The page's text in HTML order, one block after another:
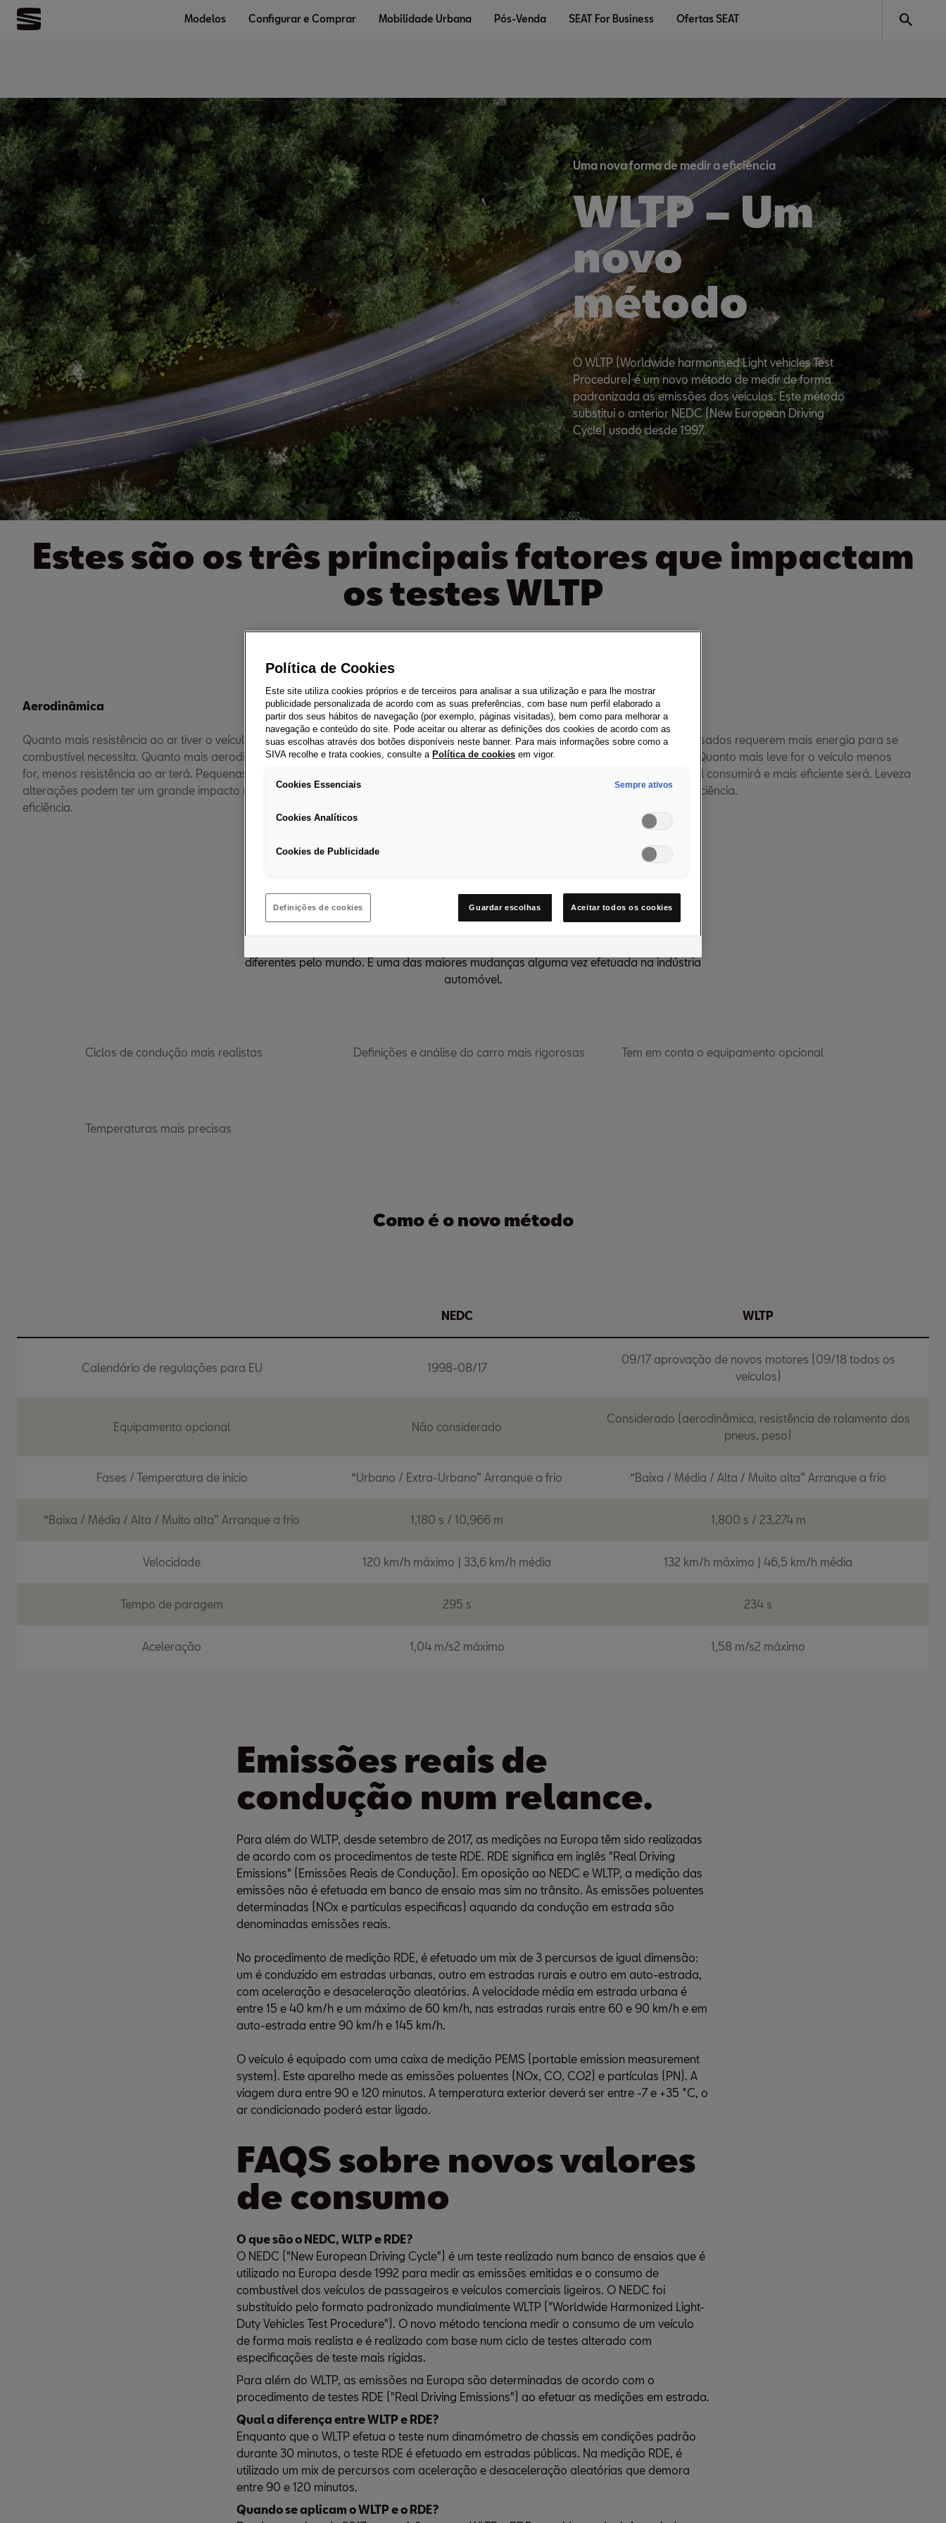
Modelos Configurar e Comprar Mobilidade Urbana Pós-Venda SEAT For Business Ofertas SEAT
Uma nova forma de medir a eficiência
WLTP – Um
novo
método
O WLTP (Worldwide harmonised Light vehicles Test
Procedure) é um novo método de medir de forma
padronizada as emissões dos veículos. Este método
substitui o anterior NEDC (New European Driving
Cycle) usado desde 1997.
Estes são os três principais fatores que impactam
os testes WLTP
Aerodinâmica
Quanto mais resistência ao ar tiver o veículo, mais
combustível necessita. Quanto mais aerodinâmico
for, menos resistência ao ar terá. Pequenas
alterações podem ter um grande impacto na
eficiência.
Resistência no rolamento dos pneus
Quando conduz, a resistência de rolamento reduz a
sua eficiência através da deformação dos pneus.
possível.
Peso
Objetos pesados requerem mais energia para se
moverem. Quanto mais leve for o veículo menos
combustível consumirá e mais eficiente será. Leveza
significa eficiência.
O que precisa de saber
diferentes pelo mundo. É uma das maiores mudanças alguma vez efetuada na indústria
automóvel.
Ciclos de condução mais realistas Definições e análise do carro mais rigorosas Tem em conta o equipamento opcional
Temperaturas mais precisas
Como é o novo método
NEDC WLTP
Calendário de regulações para EU 1998-08/17
09/17 aprovação de novos motores (09/18 todos os
veículos)
Equipamento opcional Não considerado
Considerado (aerodinâmica, resistência de rolamento dos
pneus, peso)
Fases / Temperatura de início “Urbano / Extra-Urbano” Arranque a frio “Baixa / Média / Alta / Muito alta” Arranque a frio
“Baixa / Média / Alta / Muito alta” Arranque a frio 1,180 s / 10,966 m 1,800 s / 23,274 m
Velocidade 120 km/h máximo | 33,6 km/h média 132 km/h máximo | 46,5 km/h média
Tempo de paragem 295 s 234 s
Aceleração 1,04 m/s2 máximo 1,58 m/s2 máximo
Emissões reais de
condução num relance.
Para além do WLTP, desde setembro de 2017, as medições na Europa têm sido realizadas
de acordo com os procedimentos de teste RDE. RDE significa em inglês "Real Driving
Emissions" (Emissões Reais de Condução). Em oposição ao NEDC e WLTP, a medição das
emissões não é efetuada em banco de ensaio mas sim no trânsito. As emissões poluentes
determinadas (NOx e partículas especificas) aquando da condução em estrada são
denominadas emissões reais.
No procedimento de medição RDE, é efetuado um mix de 3 percursos de igual dimensão:
um é conduzido em estradas urbanas, outro em estradas rurais e outro em auto-estrada,
com aceleração e desaceleração aleatórias. A velocidade média em estrada urbana é
entre 15 e 40 km/h e um máximo de 60 km/h, nas estradas rurais entre 60 e 90 km/h e em
auto-estrada entre 90 km/h e 145 km/h.
O veículo é equipado com uma caixa de medição PEMS (portable emission measurement
system). Este aparelho mede as emissões poluentes (NOx, CO, CO2) e partículas (PN). A
viagem dura entre 90 e 120 minutos. A temperatura exterior deverá ser entre -7 e +35 °C, o
ar condicionado poderá estar ligado.
FAQS sobre novos valores
de consumo
O que são o NEDC, WLTP e RDE?
O NEDC ("New European Driving Cycle") é um teste realizado num banco de ensaios que é
utilizado na Europa desde 1992 para medir as emissões emitidas e o consumo de
combustível dos veículos de passageiros e veículos comerciais ligeiros. O NEDC foi
substituído pelo formato padronizado mundialmente WLTP ("Worldwide Harmonized Light-
Duty Vehicles Test Procedure"). O novo método tenciona medir o consumo de um veículo
de forma mais realista e é realizado com base num ciclo de testes alterado com
especificações de teste mais rígidas.
Para além do WLTP, as emissões na Europa são determinadas de acordo com o
procedimento de testes RDE ("Real Driving Emissions") ao efetuar as medições em estrada.
Qual a diferença entre WLTP e RDE?
Enquanto que o WLTP efetua o teste num dinamómetro de chassis em condições padrão
durante 30 minutos, o teste RDE é efetuado em estradas públicas. Na medição RDE, é
utilizado um mix de percursos com aceleração e desaceleração aleatórias que demora
entre 90 e 120 minutos.
Quando se aplicam o WLTP e o RDE?
Política de Cookies
Este site utiliza cookies próprios e de terceiros para analisar a sua utilização e para lhe mostrar
publicidade personalizada de acordo com as suas preferências, com base num perfil elaborado a
partir dos seus hábitos de navegação (por exemplo, páginas visitadas), bem como para melhorar a
navegação e conteúdo do site. Pode aceitar ou alterar as definições dos cookies de acordo com as
suas escolhas através dos botões disponíveis neste banner. Para mais informações sobre como a
SIVA recolhe e trata cookies, consulte a Política de cookies em vigor.
Cookies Essenciais Sempre ativos
Cookies Analíticos
Cookies de Publicidade
Definições de cookies Guardar escolhas Aceitar todos os cookies